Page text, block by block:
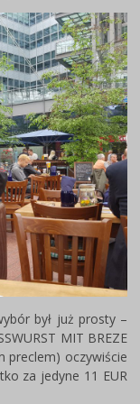
był już prosty –
MIT BREZE
preclem) oczywiście
za jedyne 11 EUR